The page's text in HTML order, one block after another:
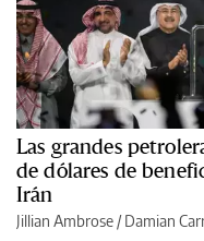
Las grandes
de dólares de
Irán
Jillian Ambrose / Damian